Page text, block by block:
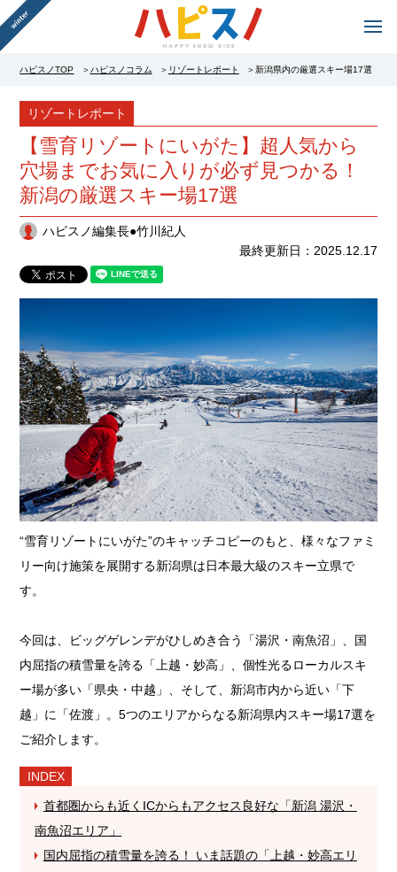
ハピスノTOP ハピスノコラム リゾートレポート 新潟県内の厳選スキー場17選
リゾートレポート
【雪育リゾートにいがた】超人気から
穴場までお気に入りが必ず見つかる！
新潟の厳選スキー場17選
ハピスノ編集長●竹川紀人
2025.12.17
“雪育リゾートにいがた”のキャッチコピーのもと、様々なファミ
リー向け施策を展開する新潟県は日本最大級のスキー立県で
す。
今回は、ビッグゲレンデがひしめき合う「湯沢・南魚沼」、国
内屈指の積雪量を誇る「上越・妙高」、個性光るローカルスキ
ー場が多い「県央・中越」、そして、新潟市内から近い「下
越」に「佐渡」。5つのエリアからなる新潟県内スキー場17選を
ご紹介します。
INDEX
首都圏からも近くICからもアクセス良好な「新潟 湯沢・
南魚沼エリア」
国内屈指の積雪量を誇る！ いま話題の「上越・妙高エリ